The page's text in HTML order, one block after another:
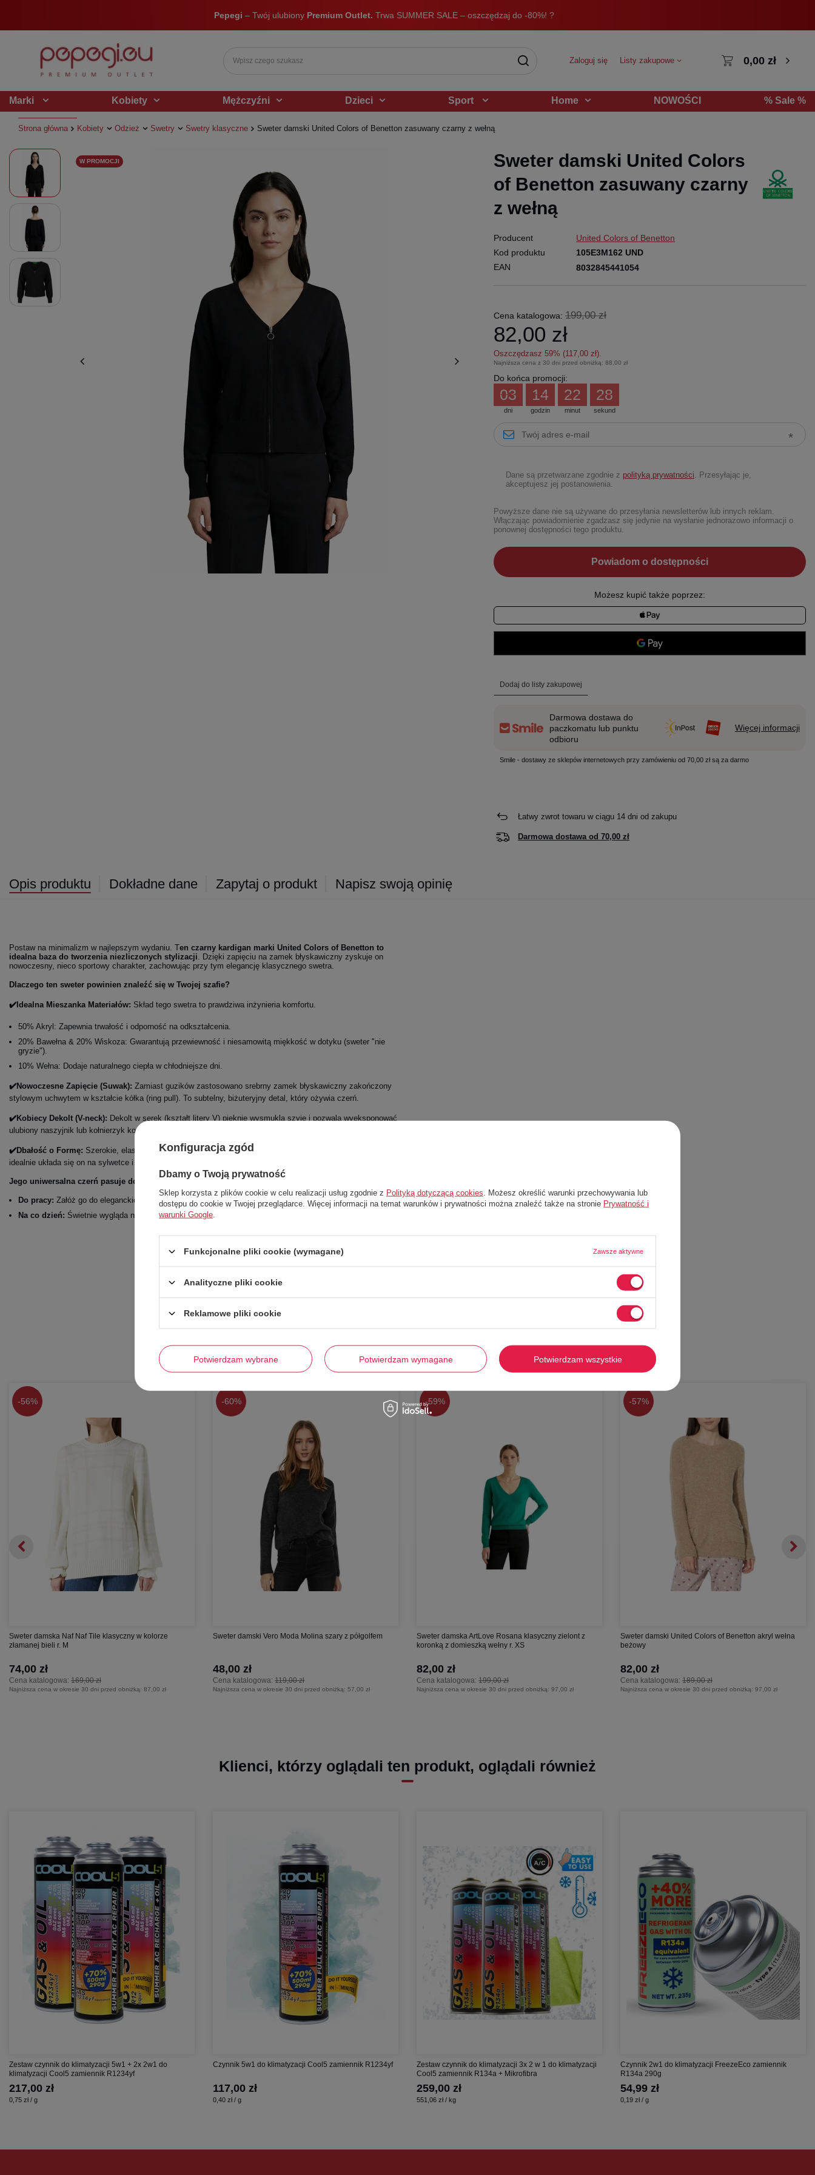
Pepegi – Twój ulubiony Premium Outlet. Trwa SUMMER SALE – oszczędzaj do -80%! ?
Zaloguj się Listy zakupowe 0,00 zł
Marki Kobiety Mężczyźni Dzieci Sport Home NOWOŚCI % Sale %
Strona główna Kobiety Odzież Swetry Swetry klasyczne Sweter damski United Colors of Benetton zasuwany czarny z wełną
W PROMOCJI
Sweter damski United Colors
of Benetton zasuwany czarny
z wełną
Producent
United Colors of Benetton
Kod produktu
105E3M162 UND
EAN
8032845441054
Cena katalogowa: 199,00 zł
82,00 zł
Oszczędzasz 59% (117,00 zł).
Najniższa cena z 30 dni przed obniżką: 88,00 zł
Do końca promocji:
dni
03
godzin
14
minut
22
sekund
27
Dane są przetwarzane zgodnie z polityką prywatności. Przesyłając je,
akceptujesz jej postanowienia.
Powyższe dane nie są używane do przesyłania newsletterów lub innych reklam.
Włączając powiadomienie zgadzasz się jedynie na wysłanie jednorazowo informacji o
ponownej dostępności tego produktu.
Powiadom o dostępności
Możesz kupić także poprzez:
Dodaj do listy zakupowej
Darmowa dostawa do
paczkomatu lub punktu
odbioru
Więcej informacji
Smile - dostawy ze sklepów internetowych przy zamówieniu od 70,00 zł są za darmo
Łatwy zwrot towaru w ciągu 14dni od zakupu
Darmowa dostawa od 70,00 zł
Opis produktu Dokładne dane Zapytaj o produkt Napisz swoją opinię
Postaw na minimalizm w najlepszym wydaniu. Ten czarny kardigan marki United Colors of Benetton to
idealna baza do tworzenia niezliczonych stylizacji. Dzięki zapięciu na zamek błyskawiczny zyskuje on
nowoczesny, nieco sportowy charakter, zachowując przy tym elegancję klasycznego swetra.
Dlaczego ten sweter powinien znaleźć się w Twojej szafie?
✔️Idealna Mieszanka Materiałów: Skład tego swetra to prawdziwa inżynieria komfortu.
50% Akryl: Zapewnia trwałość i odporność na odkształcenia.
20% Bawełna & 20% Wiskoza: Gwarantują przewiewność i niesamowitą miękkość w dotyku (sweter "nie
gryzie").
10% Wełna: Dodaje naturalnego ciepła w chłodniejsze dni.
✔️Nowoczesne Zapięcie (Suwak): Zamiast guzików zastosowano srebrny zamek błyskawiczny zakończony
stylowym uchwytem w kształcie kółka (ring pull). To subtelny, biżuteryjny detal, który ożywia czerń.
✔️Kobiecy Dekolt (V-neck): Dekolt w serek (kształt litery V) pięknie wysmukla szyję i pozwala wyeksponować
ulubiony naszyjnik lub kołnierzyk koszuli.
✔️Dbałość o Formę: Szerokie, elastyczne ściągacze przy mankietach oraz na dole swetra sprawiają, że
idealnie układa się on na sylwetce i nie podciąga podczas noszenia.
Jego uniwersalna czerń pasuje do każdego typu urody i okazji.
Do pracy: Załóż go do eleganckich spodni w kant (jak na zdjęciu) lub ołówkowej spódnicy.
Na co dzień: Świetnie wygląda narzucony na biały T-shirt w zestawie z ulubionymi jeansami.
-56%
Sweter damska Naf Naf Tile klasyczny w kolorze
złamanej bieli r. M
Cena katalogowa: 169,00 zł
74,00 zł
Najniższa cena w okresie 30 dni przed obniżką: 87,00 zł
-60%
Sweter damski Vero Moda Molina szary z półgolfem
Cena katalogowa: 119,00 zł
48,00 zł
Najniższa cena w okresie 30 dni przed obniżką: 57,00 zł
-59%
Sweter damska ArtLove Rosana klasyczny zielont z
koronką z domieszką wełny r. XS
Cena katalogowa: 199,00 zł
82,00 zł
Najniższa cena w okresie 30 dni przed obniżką: 97,00 zł
-57%
Sweter damski United Colors of Benetton akryl wełna
beżowy
Cena katalogowa: 189,00 zł
82,00 zł
Najniższa cena w okresie 30 dni przed obniżką: 97,00 zł
Klienci, którzy oglądali ten produkt, oglądali również
Zestaw czynnik do klimatyzacji 5w1 + 2x 2w1 do
klimatyzacji Cool5 zamiennik R1234yf
217,00 zł
0,75 zł / g
Czynnik 5w1 do klimatyzacji Cool5 zamiennik R1234yf
117,00 zł
0,40 zł / g
Zestaw czynnik do klimatyzacji 3x 2 w 1 do klimatyzacji
Cool5 zamiennik R134a + Mikrofibra
259,00 zł
551,06 zł / kg
Czynnik 2w1 do klimatyzacji FreezeEco zamiennik
R134a 290g
54,99 zł
0,19 zł / g
Konfiguracja zgód
Dbamy o Twoją prywatność
Sklep korzysta z plików cookie w celu realizacji usług zgodnie z Polityką dotyczącą cookies . Możesz określić warunki przechowywania lub
dostępu do cookie w Twojej przeglądarce. Więcej informacji na temat warunków i prywatności można znaleźć także na stronie Prywatność i
warunki Google
Funkcjonalne pliki cookie (wymagane) Zawsze aktywne
Analityczne pliki cookie
Reklamowe pliki cookie
Potwierdzam wybrane Potwierdzam wymagane Potwierdzam wszystkie